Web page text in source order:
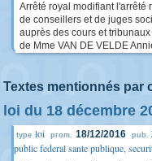
Arrêté royal modifiant l'arrêté
de conseillers et de juges
auprès des cours et
de Mme VAN DE VELDE
Textes mentionnés par
loi du 18 décembre
type loi prom. 18/12/2016 pub.
public federal sante publique,